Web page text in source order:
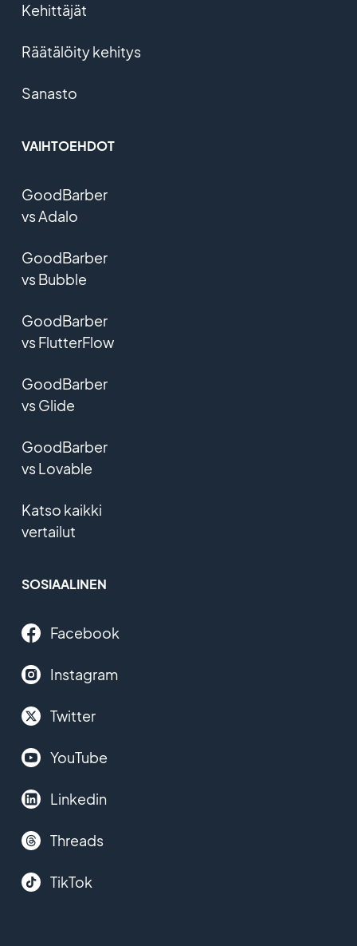
Kehittäjät
Räätälöity kehitys
Sanasto
VAIHTOEHDOT
GoodBarber
vs Adalo
GoodBarber
vs Bubble
GoodBarber
vs FlutterFlow
GoodBarber
vs Glide
GoodBarber
vs Lovable
Katso kaikki
vertailut
SOSIAALINEN
Facebook
Instagram
Twitter
YouTube
Linkedin
Threads
TikTok